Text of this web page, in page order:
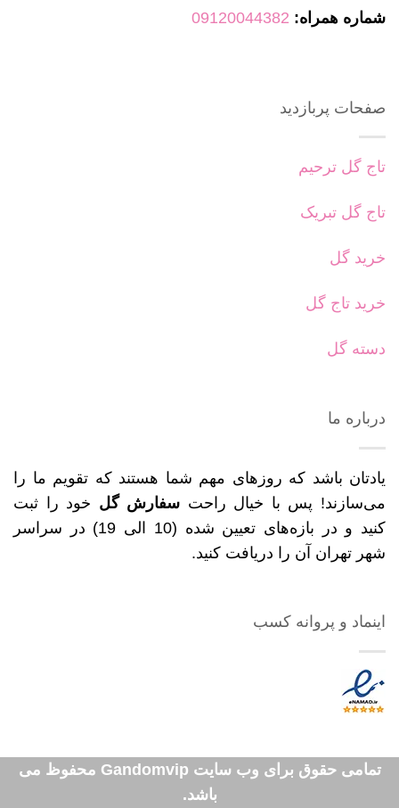
شماره همراه: 09120044382
صفحات پربازدید
تاج گل ترحیم
تاج گل تبریک
خرید گل
خرید تاج گل
دسته گل
درباره ما
یادتان باشد که روزهای مهم شما هستند که تقویم ما را
می‌سازند! پس با خیال راحت سفارش گل خود را ثبت
کنید و در بازه‌های تعیین شده (10 الی 19) در سراسر
شهر تهران آن را دریافت کنید.
اینماد و پروانه کسب
تمامی حقوق برای وب سایت Gandomvip محفوظ می
باشد.